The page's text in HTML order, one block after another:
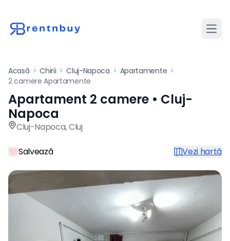
Acasă > Chirii > Cluj-Napoca > Apartamente >
2 camere Apartamente
Apartament de închiriat cu
Apartament 2 camere • Cluj-
Napoca
Cluj-Napoca,Cluj
Salvează Vezi hartă